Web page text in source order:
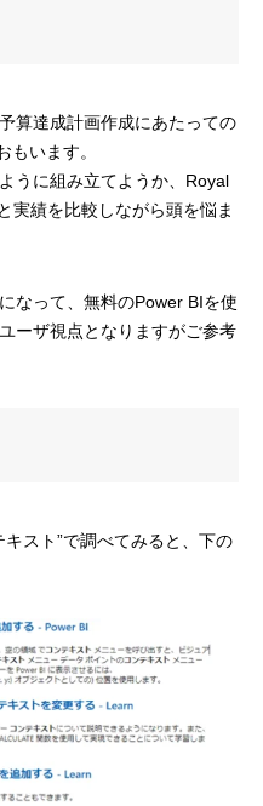
算達成計画作成にあたっての
もいます。
うに組み立てようか、Royal
実績を比較しながら頭を悩ま
なって、無料のPower BIを使
ーザ視点となりますがご参考
キスト”で調べてみると、下の